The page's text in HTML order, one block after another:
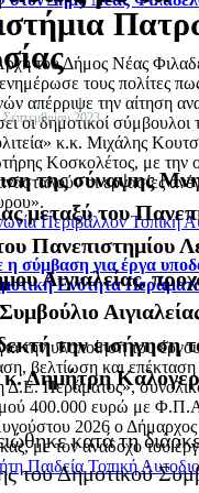
του Δήμος Νέας
τους πολίτες πως
απέρριψε την αίτηση
οι δημοτικοί σύμβουλοι
κ.κ. Μιχάλης
Κοσκολέτος, με την
οι εργασίες
ΠεριβάλλονΤοπική
σύμβαση για έργα
Ενότητα
την υλοποίηση του
βελτίωση και
Δ.Ε. Περάματος»,
400.000 ευρώ με
2026 ο Δήμαρχος
με τον ανάδοχο του
Παιδεία Τοπική
2023
της σύναψης
μεταξύ του
Πανεπιστημίου
Αιγιαλείας,
την εισήγηση
Δημήτρη
κατά τη
του Δημοτικού